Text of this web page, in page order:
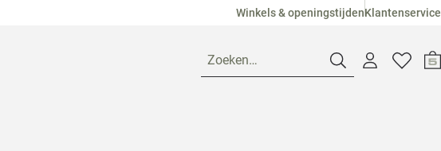
Winkels & openingstijdenKlantenservice
Zoeken…